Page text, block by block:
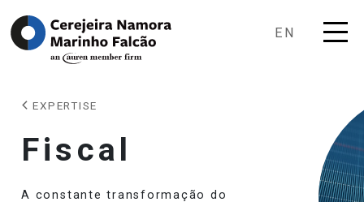
EN
EXPERTISE
Fiscal
A constante transformação do